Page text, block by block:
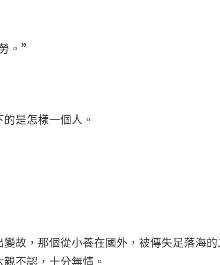
。”
是怎樣一個人。
故，那個從小養在國外，被傳失足落海
不認，十分無情。